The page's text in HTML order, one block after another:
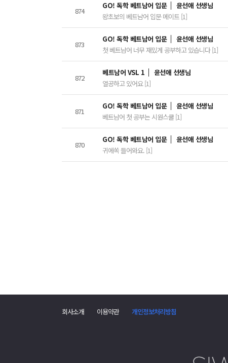
글
874
GO! 독학 베트남어 입문
윤선애 선생님
왕초보의 베트남어 입문 메이트 [1]
873
GO! 독학 베트남어 입문
윤선애 선생님
첫 베트남어 너무 재밌게 공부하고 있습니다 [1]
872
베트남어 VSL 1
윤선애 선생님
열공하고 있어요 [1]
871
GO! 독학 베트남어 입문
윤선애 선생님
베트남어 첫 공부는 시원스쿨 [1]
870
GO! 독학 베트남어 입문
윤선애 선생님
귀에쏙 들어와요. [1]
회사소개 이용약관 개인정보처리방침